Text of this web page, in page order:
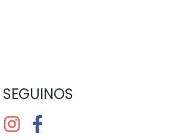
SEGUINOS